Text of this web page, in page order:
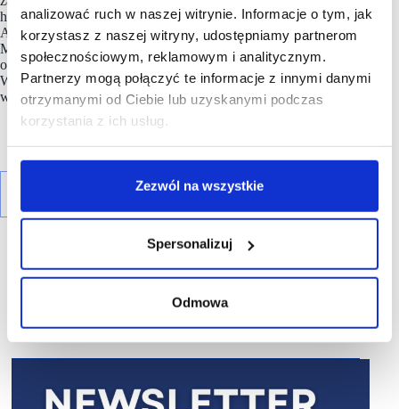
analizować ruch w naszej witrynie. Informacje o tym, jak
korzystasz z naszej witryny, udostępniamy partnerom
społecznościowym, reklamowym i analitycznym.
Partnerzy mogą połączyć te informacje z innymi danymi
otrzymanymi od Ciebie lub uzyskanymi podczas
korzystania z ich usług.
Zezwól na wszystkie
Spersonalizuj
Odmowa
handlowych zlokalizowanych w 12 największych miastach.
Apsys prowadzi także inwestycje mieszkaniowe – Solea
Mieszkania przy Wyścigach na warszawskim Mokotowie
oraz Ogrody Staromiejskie i Wrocławskie Lofty w centrum
Wrocławia. Apsys Polska prowadzi również foodhall
w Poznaniu.
R E K L A M A